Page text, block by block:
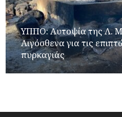
ΥΠΠΟ: Αυτοψία της Λ.
Αιγόσθενα για τις
πυρκαγιάς